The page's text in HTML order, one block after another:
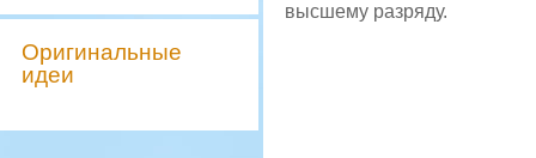
Оригинальные
идеи
высшему разряду.